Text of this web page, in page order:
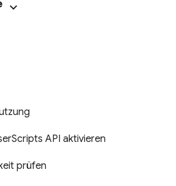
API aktivieren
prüfen